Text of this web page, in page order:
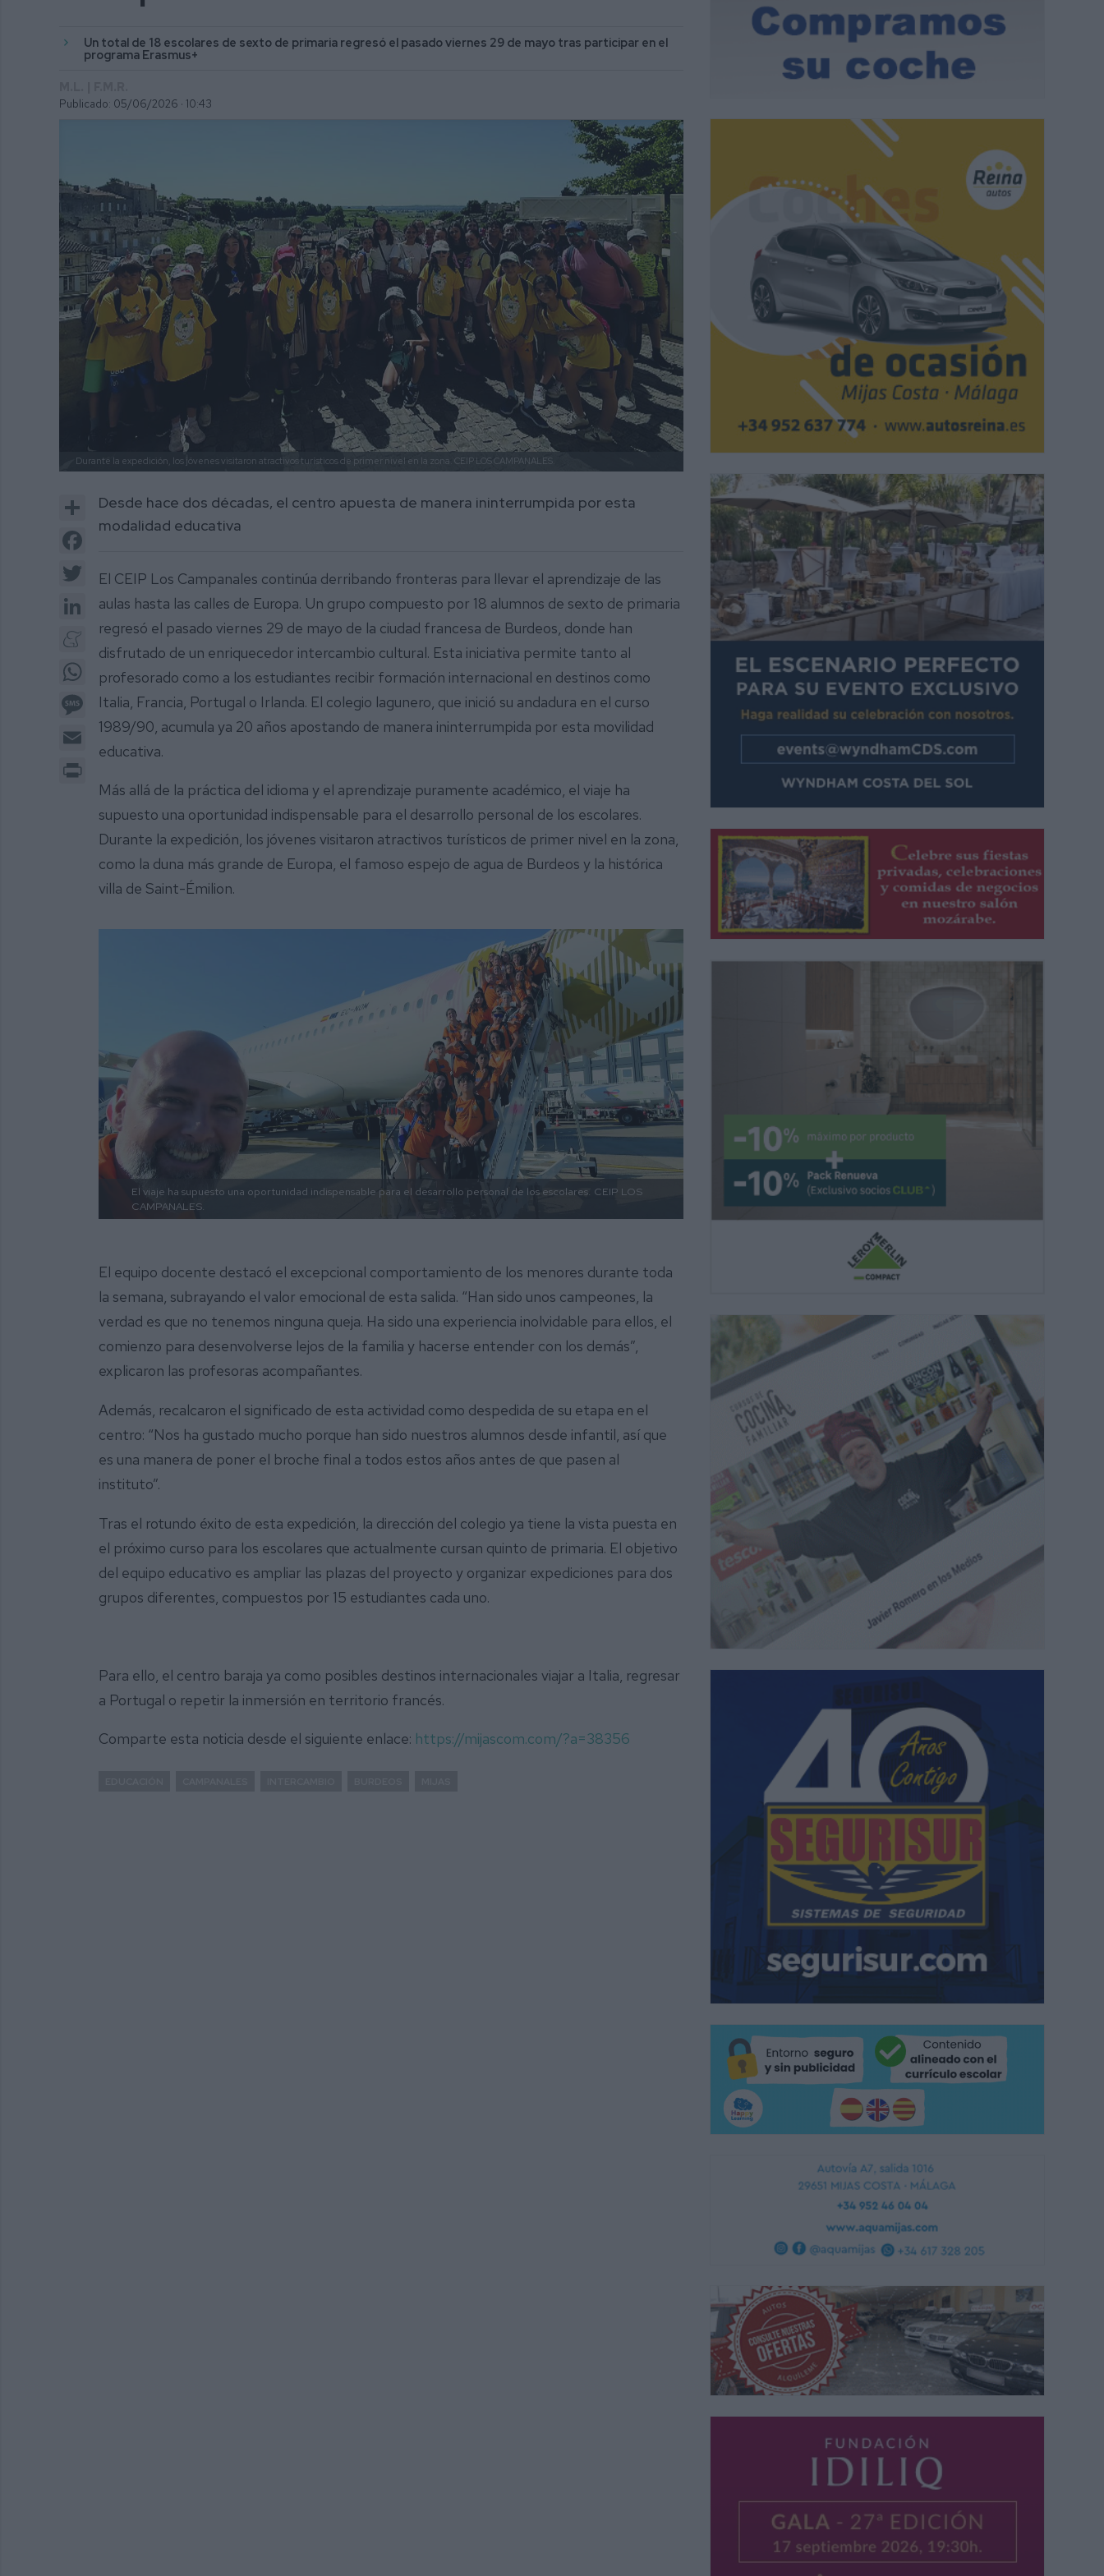
Un total de 18 escolares de sexto de primaria regresó el pasado viernes 29 de mayo tras participar en el
programa Erasmus+
Publicado: 05/06/2026 · 10:43
Durante la expedición, los jóvenes visitaron atractivos turísticos de primer nivel en la zona.CEIP LOS CAMPANALES.
Share
Facebook
LinkedIn
Meneame
Message
Email
Desde hace dos décadas, el centro apuesta de manera ininterrumpida por esta
modalidad educativa
El CEIP Los Campanales continúa derribando fronteras para llevar el aprendizaje de las
aulas hasta las calles de Europa. Un grupo compuesto por 18 alumnos de sexto de primaria
regresó el pasado viernes 29 de mayo de la ciudad francesa de Burdeos, donde han
disfrutado de un enriquecedor intercambio cultural. Esta iniciativa permite tanto al
profesorado como a los estudiantes recibir formación internacional en destinos como
Italia, Francia, Portugal o Irlanda. El colegio lagunero, que inició su andadura en el curso
1989/90, acumula ya 20 años apostando de manera ininterrumpida por esta movilidad
educativa.
Más allá de la práctica del idioma y el aprendizaje puramente académico, el viaje ha
supuesto una oportunidad indispensable para el desarrollo personal de los escolares.
Durante la expedición, los jóvenes visitaron atractivos turísticos de primer nivel en la zona,
como la duna más grande de Europa, el famoso espejo de agua de Burdeos y la histórica
villa de Saint-Émilion.
El viaje ha supuesto una oportunidad indispensable para el desarrollo personal de los escolares. CEIP LOS
CAMPANALES.
El equipo docente destacó el excepcional comportamiento de los menores durante toda
la semana, subrayando el valor emocional de esta salida. “Han sido unos campeones, la
verdad es que no tenemos ninguna queja. Ha sido una experiencia inolvidable para ellos, el
comienzo para desenvolverse lejos de la familia y hacerse entender con los demás”,
explicaron las profesoras acompañantes.
Además, recalcaron el significado de esta actividad como despedida de su etapa en el
centro: “Nos ha gustado mucho porque han sido nuestros alumnos desde infantil, así que
es una manera de poner el broche final a todos estos años antes de que pasen al
instituto”.
Tras el rotundo éxito de esta expedición, la dirección del colegio ya tiene la vista puesta en
el próximo curso para los escolares que actualmente cursan quinto de primaria. El objetivo
del equipo educativo es ampliar las plazas del proyecto y organizar expediciones para dos
grupos diferentes, compuestos por 15 estudiantes cada uno.
Para ello, el centro baraja ya como posibles destinos internacionales viajar a Italia, regresar
a Portugal o repetir la inmersión en territorio francés.
Comparte esta noticia desde el siguiente enlace: https://mijascom.com/?a=38356